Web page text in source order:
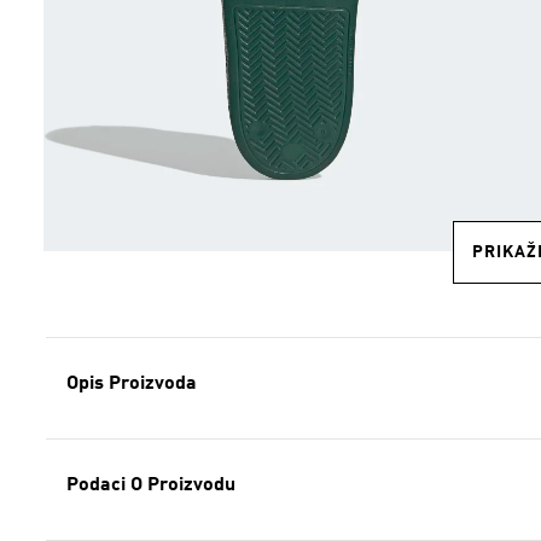
Opis Proizvoda
Podaci O Proizvodu